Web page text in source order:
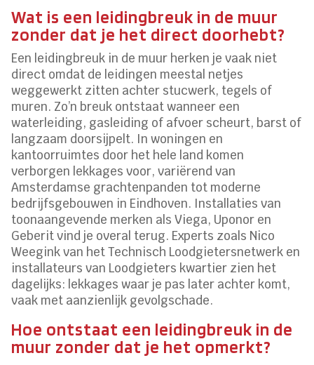
Wat is een leidingbreuk in de muur
zonder dat je het direct doorhebt?
Een leidingbreuk in de muur herken je vaak niet
direct omdat de leidingen meestal netjes
weggewerkt zitten achter stucwerk, tegels of
muren. Zo’n breuk ontstaat wanneer een
waterleiding, gasleiding of afvoer scheurt, barst of
langzaam doorsijpelt. In woningen en
kantoorruimtes door het hele land komen
verborgen lekkages voor, variërend van
Amsterdamse grachtenpanden tot moderne
bedrijfsgebouwen in Eindhoven. Installaties van
toonaangevende merken als Viega, Uponor en
Geberit vind je overal terug. Experts zoals Nico
Weegink van het Technisch Loodgietersnetwerk en
installateurs van Loodgieters kwartier zien het
dagelijks: lekkages waar je pas later achter komt,
vaak met aanzienlijk gevolgschade.
Hoe ontstaat een leidingbreuk in de
muur zonder dat je het opmerkt?